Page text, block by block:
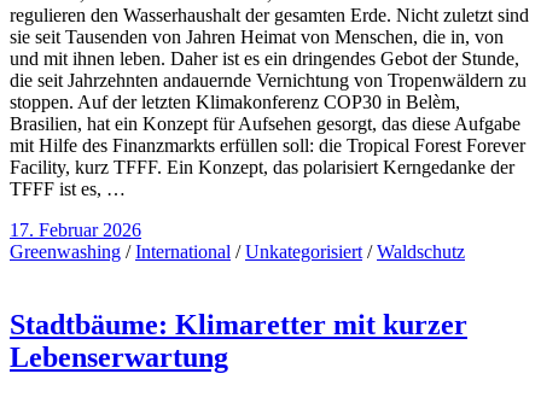
regulieren den Wasserhaushalt der gesamten Erde. Nicht zuletzt sind
sie seit Tausenden von Jahren Heimat von Menschen, die in, von
und mit ihnen leben. Daher ist es ein dringendes Gebot der Stunde,
die seit Jahrzehnten andauernde Vernichtung von Tropenwäldern zu
stoppen. Auf der letzten Klimakonferenz COP30 in Belèm,
Brasilien, hat ein Konzept für Aufsehen gesorgt, das diese Aufgabe
mit Hilfe des Finanzmarkts erfüllen soll: die Tropical Forest Forever
Facility, kurz TFFF. Ein Konzept, das polarisiert Kerngedanke der
TFFF ist es, …
17. Februar 2026
Greenwashing /International /Unkategorisiert /Waldschutz
Stadtbäume: Klimaretter mit kurzer
Lebenserwartung